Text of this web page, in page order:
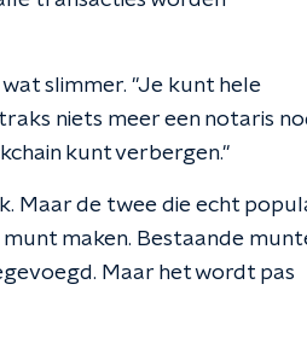
slimmer. "Je kunt hele
niets meer een notaris
kunt verbergen."
Maar de twee die echt
munt maken. Bestaande
Maar het wordt pas